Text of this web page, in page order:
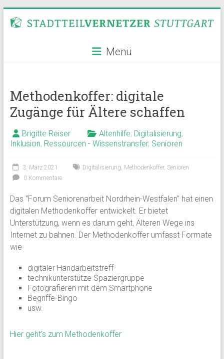
Inhalt
Stadtteilvernetzer
Menü
Methodenkoffer: digitale
Zugänge für Ältere schaffen
Brigitte Reiser Altenhilfe, Digitalisierung,
Inklusion, Ressourcen - Wissenstransfer, Senioren
3. März 2021 Digitalisierung, Methodenkoffer, Senioren
0 Kommentare
Das “Forum Seniorenarbeit Nordrhein-Westfalen” hat einen
digitalen Methodenkoffer entwickelt. Er bietet
Unterstützung, wenn es darum geht, Älteren Wege ins
Internet zu bahnen. Der Methodenkoffer umfasst Formate
wie
digitaler Handarbeitstreff
technikunterstütze Spaziergruppe
Fotografieren mit dem Smartphone
Begriffe-Bingo
usw.
Hier geht’s zum Methodenkoffer